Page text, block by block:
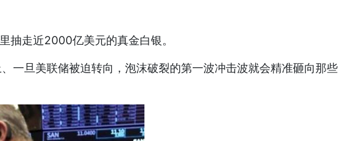
走近2000亿美元的真金白银。
一旦美联储被迫转向，泡沫破裂的第一波冲击波就会精准砸向那些